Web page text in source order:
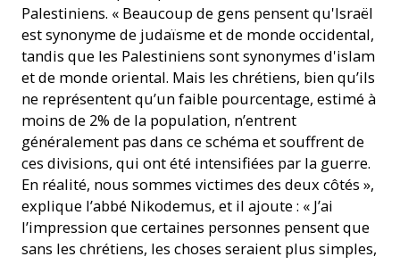
Palestiniens. « Beaucoup de gens pensent qu'Israël
est synonyme de judaïsme et de monde occidental,
tandis que les Palestiniens sont synonymes d'islam
et de monde oriental. Mais les chrétiens, bien qu’ils
ne représentent qu’un faible pourcentage, estimé à
moins de 2% de la population, n’entrent
généralement pas dans ce schéma et souffrent de
ces divisions, qui ont été intensifiées par la guerre.
En réalité, nous sommes victimes des deux côtés »,
explique l’abbé Nikodemus, et il ajoute : « J’ai
l’impression que certaines personnes pensent que
sans les chrétiens, les choses seraient plus simples,